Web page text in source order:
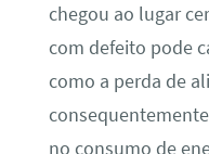
chegou ao lugar
com defeito pode
como a perda de
no consumo de